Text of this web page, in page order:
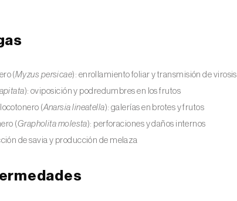
(Myzus persicae): enrollamiento foliar y transmisión de virosis
): oviposición y podredumbres en los frutos
(Anarsia lineatella): galerías en brotes y frutos
(Grapholita molesta): perforaciones y daños internos
de savia y producción de melaza